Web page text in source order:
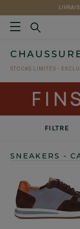
STOCKS LIMITÉS -
SNEAKERS -
FILTRE